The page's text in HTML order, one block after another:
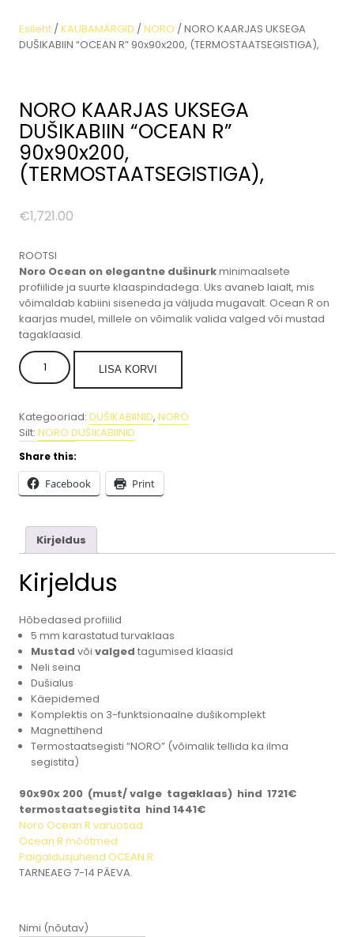
Esileht /KAUBAMÄRGID /NORO / NORO KAARJAS UKSEGA
DUŠIKABIIN “OCEAN R” 90x90x200, (TERMOSTAATSEGISTIGA),
NORO KAARJAS UKSEGA
DUŠIKABIIN “OCEAN R”
90x90x200,
(TERMOSTAATSEGISTIGA),
€1,721.00
ROOTSI
Noro Ocean on elegantne dušinurkminimaalsete
profiilide ja suurte klaaspindadega. Uks avaneb laialt, mis
võimaldab kabiini siseneda ja väljuda mugavalt. Ocean R on
kaarjas mudel, millele on võimalik valida valged või mustad
tagaklaasid.
NORO
KAARJAS
UKSEGA
"OCEAN
R"
90x90x200,
(TERMOSTAATSEGISTIGA),
kogus
LISA KORVI
Kategooriad: DUŠIKABIINID, NORO
Silt: NORO DUŠIKABIINID
Share this:
Facebook Print
Kirjeldus
Kirjeldus
Hõbedased profiilid
5 mm karastatud turvaklaas
Mustad või valged tagumised klaasid
Neli seina
Dušialus
Käepidemed
Komplektis on 3-funktsionaalne dušikomplekt
Magnettihend
Termostaatsegisti “NORO” (võimalik tellida ka ilma
segistita)
90x90x 200 (must/ valge tagaklaas) hind 1721€
termostaatsegistita hind 1441€
Noro Ocean R varuosad
Ocean R mõõtmed
Paigaldusjuhend OCEAN R
TARNEAEG 7-14 PÄEVA.
Nimi (nõutav)